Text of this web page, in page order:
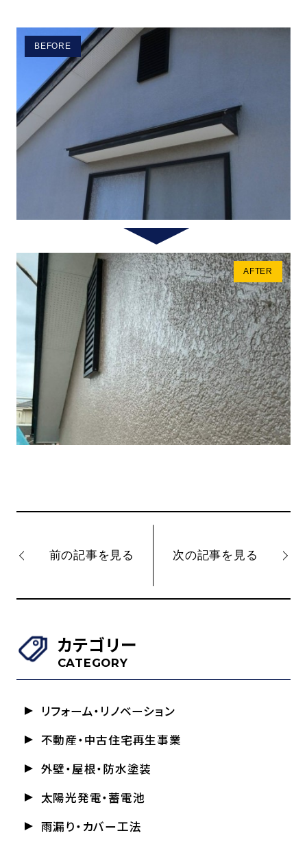
BEFORE
AFTER
前の記事を見る 次の記事を見る
カテゴリー
CATEGORY
リフォーム・リノベーション
不動産・中古住宅再生事業
外壁・屋根・防水塗装
太陽光発電・蓄電池
雨漏り・カバー工法